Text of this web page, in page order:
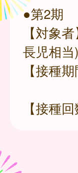
●第2期
【対象
長児相当)
【接種
【接種